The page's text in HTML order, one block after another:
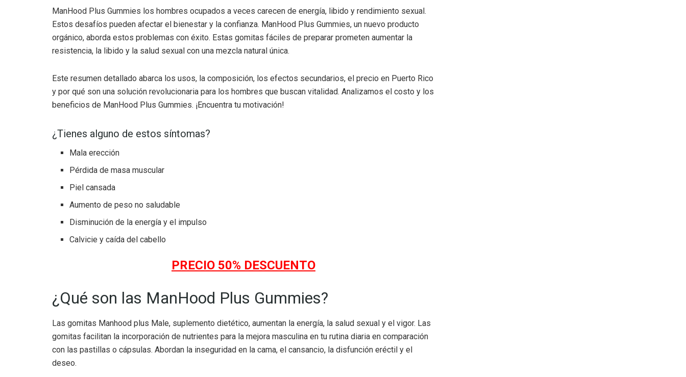
ManHood Plus Gummies los hombres ocupados a veces carecen de energía, libido y rendimiento sexual.
Estos desafíos pueden afectar el bienestar y la confianza. ManHood Plus Gummies, un nuevo producto
orgánico, aborda estos problemas con éxito. Estas gomitas fáciles de preparar prometen aumentar la
resistencia, la libido y la salud sexual con una mezcla natural única.
Este resumen detallado abarca los usos, la composición, los efectos secundarios, el precio en Puerto Rico
y por qué son una solución revolucionaria para los hombres que buscan vitalidad. Analizamos el costo y los
beneficios de ManHood Plus Gummies. ¡Encuentra tu motivación!
¿Tienes alguno de estos síntomas?
Mala erección
Pérdida de masa muscular
Piel cansada
Aumento de peso no saludable
Disminución de la energía y el impulso
Calvicie y caída del cabello
PRECIO 50% DESCUENTO
¿Qué son las ManHood Plus Gummies?
Las gomitas Manhood plus Male, suplemento dietético, aumentan la energía, la salud sexual y el vigor. Las
gomitas facilitan la incorporación de nutrientes para la mejora masculina en tu rutina diaria en comparación
con las pastillas o cápsulas. Abordan la inseguridad en la cama, el cansancio, la disfunción eréctil y el
deseo.